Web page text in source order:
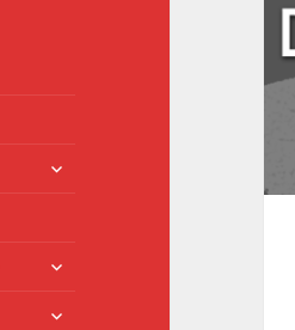
expande
expande
menú
expande